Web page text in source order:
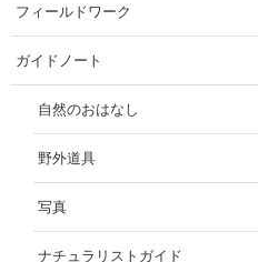
フィールドワーク
ガイドノート
自然のおはなし
野外道具
写真
ナチュラリストガイド